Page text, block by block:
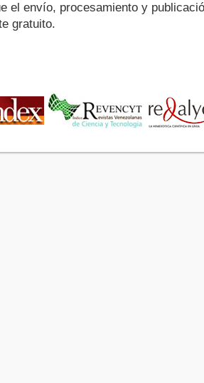
el envío, procesamiento y
gratuito.